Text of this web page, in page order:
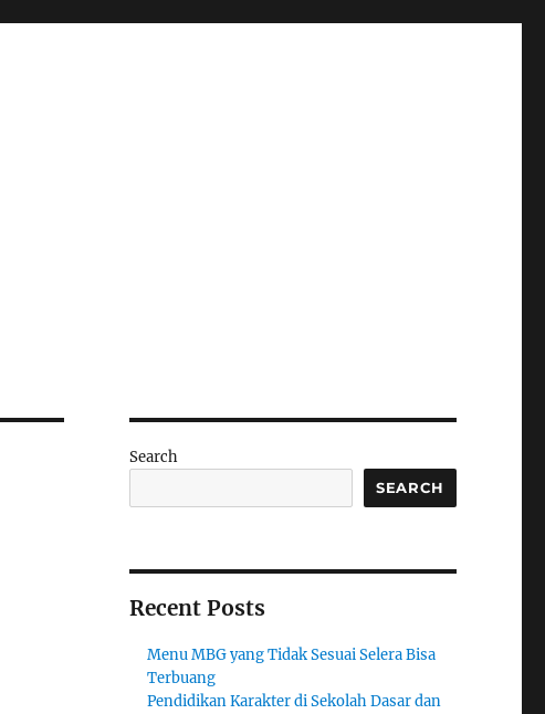
Search
SEARCH
Recent Posts
Menu MBG yang Tidak Sesuai Selera Bisa
Terbuang
Pendidikan Karakter di Sekolah Dasar dan